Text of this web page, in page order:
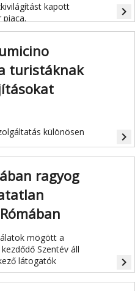
kapott
piaca.
navigate_next
turistáknak
különösen
navigate_next
ragyog
mögött a
Szentév áll
látogatók
navigate_next